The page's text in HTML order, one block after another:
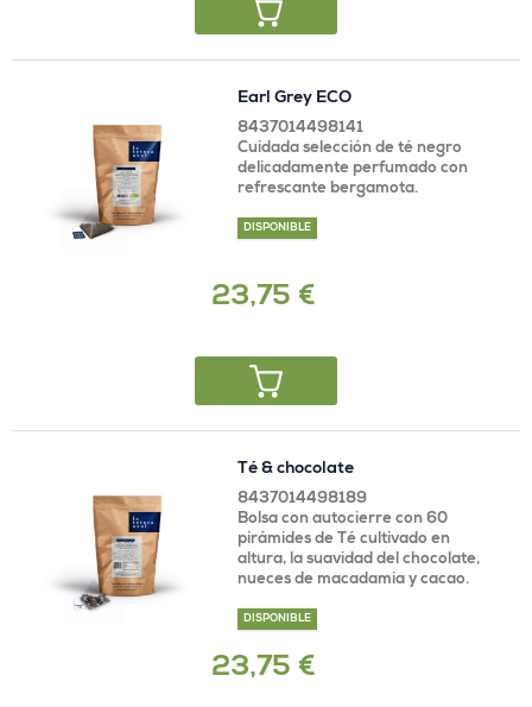
Earl Grey ECO
8437014498141
Cuidada selección de té negro
delicadamente perfumado con
refrescante bergamota.
DISPONIBLE
23,75 €
Té & chocolate
8437014498189
Bolsa con autocierre con 60
pirámides de Té cultivado en
altura, la suavidad del chocolate,
nueces de macadamia y cacao.
DISPONIBLE
23,75 €